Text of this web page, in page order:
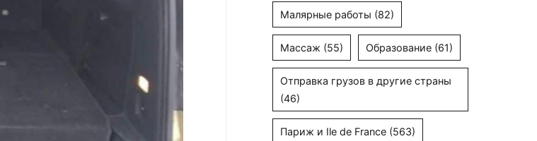
Малярные работы (82)
Массаж (55) Образование (61)
Отправка грузов в другие страны
(46)
Париж и Ile de France (563)